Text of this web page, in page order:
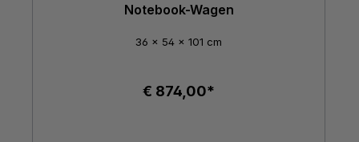
Notebook-Wagen
36 x 54 x 101 cm
€ 874,00*